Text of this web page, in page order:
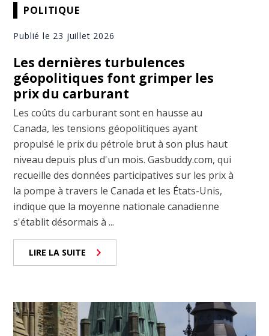
POLITIQUE
Publié le 23 juillet 2026
Les dernières turbulences
géopolitiques font grimper les
prix du carburant
Les coûts du carburant sont en hausse au
Canada, les tensions géopolitiques ayant
propulsé le prix du pétrole brut à son plus haut
niveau depuis plus d'un mois. Gasbuddy.com, qui
recueille des données participatives sur les prix à
la pompe à travers le Canada et les États-Unis,
indique que la moyenne nationale canadienne
s'établit désormais à ...
LIRE LA SUITE